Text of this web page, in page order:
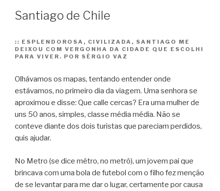
Santiago de Chile
:: ESPLENDOROSA, CIVILIZADA, SANTIAGO ME
DEIXOU COM VERGONHA DA CIDADE QUE ESCOLHI
PARA VIVER. POR SÉRGIO VAZ
Olhávamos os mapas, tentando entender onde
estávamos, no primeiro dia da viagem. Uma senhora se
aproximou e disse: Que calle cercas? Era uma mulher de
uns 50 anos, simples, classe média média. Não se
conteve diante dos dois turistas que pareciam perdidos,
quis ajudar.
No Metro (se dice métro, no metrô), um jovem pai que
brincava com uma bola de futebol com o filho fez menção
de se levantar para me dar o lugar, certamente por causa